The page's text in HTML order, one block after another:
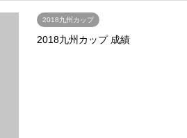
2018九州カップ
2018九州カップ 成績